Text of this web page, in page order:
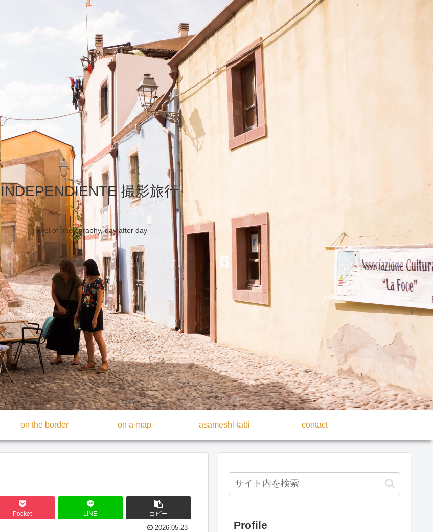
INDEPENDIENTE 撮影旅行
travel of photography, day after day
on the border on a map asameshi-tabi contact
Pocket LINE コピー
2026.05.23 Profile